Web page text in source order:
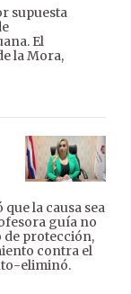
supuesta
El
la Mora,
la causa sea
guía no
protección,
contra el
eliminó.